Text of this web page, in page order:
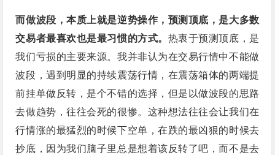
而做波段，本质上就是逆势操作，预测顶底，是大多数
交易者最喜欢也是最习惯的方式。 热衷于预测顶底，是
我们亏损的主要来源。我并非认为在交易行情中不能做
波段，遇到明显的持续震荡行情，在震荡箱体的两端提
前挂单做反转，是个不错的选择，但是以做波段的思路
去做趋势，往往会死的很惨。这种想法往往会让我们在
行情涨的最猛烈的时候下空单，在跌的最凶狠的时候去
抄底，因为我们脑子里总是想着该反转了吧，而不是去